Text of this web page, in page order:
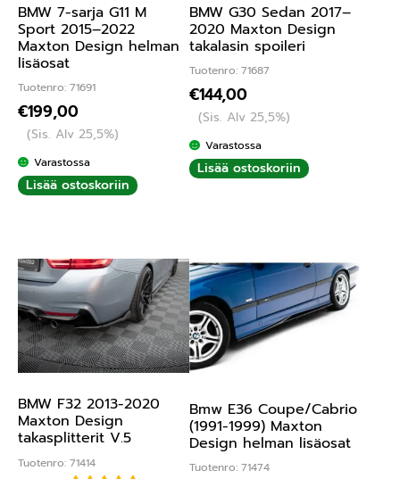
BMW 7-sarja G11 M
Sport 2015–2022
Maxton Design helman
lisäosat
Tuotenro: 71691
€199,00
(Sis. Alv 25,5%)
Varastossa
Lisää ostoskoriin
BMW G30 Sedan 2017–
2020 Maxton Design
takalasin spoileri
Tuotenro: 71687
€144,00
(Sis. Alv 25,5%)
Varastossa
Lisää ostoskoriin
BMW F32 2013-2020
Maxton Design
takasplitterit V.5
Tuotenro: 71414
Bmw E36 Coupe/Cabrio
(1991-1999) Maxton
Design helman lisäosat
Tuotenro: 71474